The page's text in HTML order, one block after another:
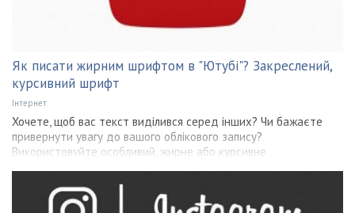
Як писати жирним шрифтом в "Ютубі"? Закреслений,
курсивний шрифт
Інтернет
Хочете, щоб вас текст виділився серед інших? Чи бажаєте
привернути увагу до вашого облікового запису?
Використовуйте особливий, жирне або курсивне